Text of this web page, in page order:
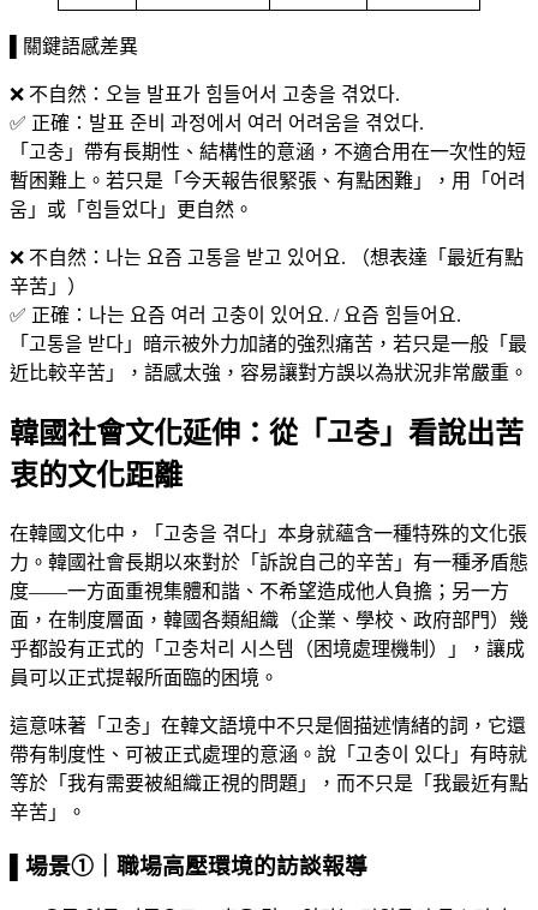
▌關鍵語感差異
❌ 不自然：오늘 발표가 힘들어서 고충을 겪었다.
✅ 正確：발표 준비 과정에서 여러 어려움을 겪었다.
「고충」帶有長期性、結構性的意涵，不適合用在一次性的短
暫困難上。若只是「今天報告很緊張、有點困難」，用「어려
움」或「힘들었다」更自然。
❌ 不自然：나는 요즘 고통을 받고 있어요. （想表達「最近有點
辛苦」）
✅ 正確：나는 요즘 여러 고충이 있어요. / 요즘 힘들어요.
「고통을 받다」暗示被外力加諸的強烈痛苦，若只是一般「最
近比較辛苦」，語感太強，容易讓對方誤以為狀況非常嚴重。
韓國社會文化延伸：從「고충」看說出苦
衷的文化距離
在韓國文化中，「고충을 겪다」本身就蘊含一種特殊的文化張
力。韓國社會長期以來對於「訴說自己的辛苦」有一種矛盾態
度——一方面重視集體和諧、不希望造成他人負擔；另一方
面，在制度層面，韓國各類組織（企業、學校、政府部門）幾
乎都設有正式的「고충처리 시스템（困境處理機制）」，讓成
員可以正式提報所面臨的困境。
這意味著「고충」在韓文語境中不只是個描述情緒的詞，它還
帶有制度性、可被正式處理的意涵。說「고충이 있다」有時就
等於「我有需要被組織正視的問題」，而不只是「我最近有點
辛苦」。
▌場景①｜職場高壓環境的訪談報導